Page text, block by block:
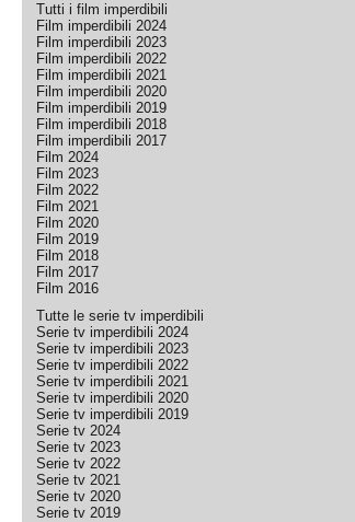
Tutti i film imperdibili
Film imperdibili 2024
Film imperdibili 2023
Film imperdibili 2022
Film imperdibili 2021
Film imperdibili 2020
Film imperdibili 2019
Film imperdibili 2018
Film imperdibili 2017
Film 2024
Film 2023
Film 2022
Film 2021
Film 2020
Film 2019
Film 2018
Film 2017
Film 2016
Tutte le serie tv imperdibili
Serie tv imperdibili 2024
Serie tv imperdibili 2023
Serie tv imperdibili 2022
Serie tv imperdibili 2021
Serie tv imperdibili 2020
Serie tv imperdibili 2019
Serie tv 2024
Serie tv 2023
Serie tv 2022
Serie tv 2021
Serie tv 2020
Serie tv 2019